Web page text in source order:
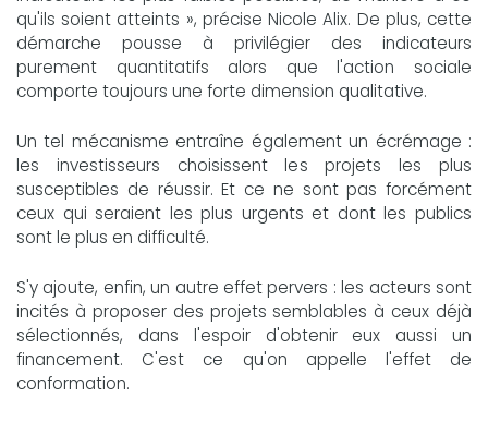
qu'ils soient atteints », précise Nicole Alix. De plus, cette
démarche pousse à privilégier des indicateurs
purement quantitatifs alors que l'action sociale
comporte toujours une forte dimension qualitative.
Un tel mécanisme entraîne également un écrémage :
les investisseurs choisissent les projets les plus
susceptibles de réussir. Et ce ne sont pas forcément
ceux qui seraient les plus urgents et dont les publics
sont le plus en difficulté.
S'y ajoute, enfin, un autre effet pervers : les acteurs sont
incités à proposer des projets semblables à ceux déjà
sélectionnés, dans l'espoir d'obtenir eux aussi un
financement. C'est ce qu'on appelle l'effet de
conformation.